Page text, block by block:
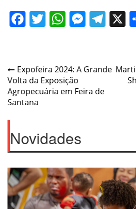
Facebook
Twitter X
Post
navigation
Expofeira 2024: A Grande
Volta da Exposição
Agropecuária em Feira de
Santana
Novidades